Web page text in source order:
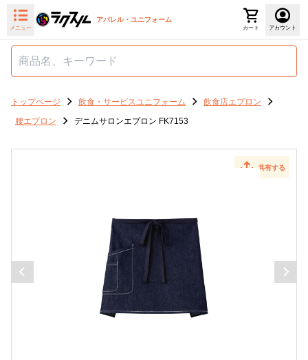
メニュー
アパレル・ユニフォーム
カート アカウント
トップページ 飲食・サービスユニフォーム
飲食店エプロン
腰エプロン
デニムサロンエプロン FK7153
共有する